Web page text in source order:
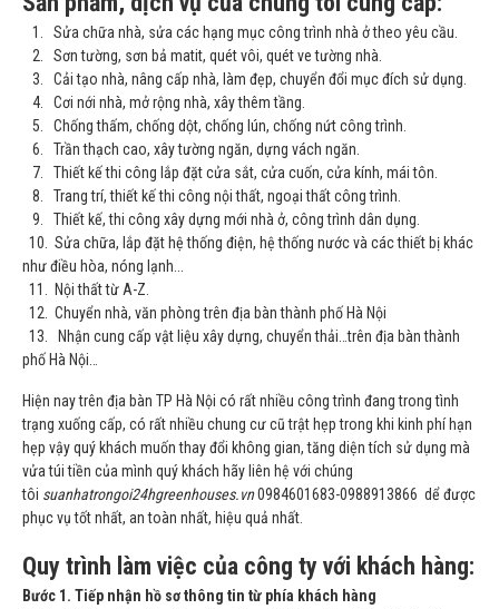
1. Sửa chữa nhà, sửa các hạng mục công trình nhà ở theo yêu cầu.
2. Sơn tường, sơn bả matit, quét vôi, quét ve tường nhà.
3. Cải tạo nhà, nâng cấp nhà, làm đẹp, chuyển đổi mục đích sử dụng.
4. Cơi nới nhà, mở rộng nhà, xây thêm tầng.
5. Chống thấm, chống dột, chống lún, chống nứt công trình.
6. Trần thạch cao, xây tường ngăn, dựng vách ngăn.
7. Thiết kế thi công lắp đặt cửa sắt, cửa cuốn, cửa kính, mái tôn.
8. Trang trí, thiết kế thi công nội thất, ngoại thất công trình.
9. Thiết kế, thi công xây dựng mới nhà ở, công trình dân dụng.
10. Sửa chữa, lắp đặt hệ thống điện, hệ thống nước và các thiết bị khác
như điều hòa, nóng lạnh...
11. Nội thất từ A-Z.
12. Chuyển nhà, văn phòng trên địa bàn thành phố Hà Nội
13. Nhận cung cấp vật liệu xây dựng, chuyển thải…trên địa bàn thành
phố Hà Nội…
Hiện nay trên địa bàn TP Hà Nội có rất nhiều công trình đang trong tình
trạng xuống cấp, có rất nhiều chung cư cũ trật hẹp trong khi kinh phí hạn
hẹp vậy quý khách muốn thay đổi không gian, tăng diện tích sử dụng mà
vửa túi tiền của mình quý khách hãy liên hệ với chúng
tôi suanhatrongoi24hgreenhouses.vn0984601683-0988913866 dể được
phục vụ tốt nhất, an toàn nhất, hiệu quả nhất.
Quy trình làm việc của công ty với khách hàng:
Bước 1. Tiếp nhận hồ sơ thông tin từ phía khách hàng